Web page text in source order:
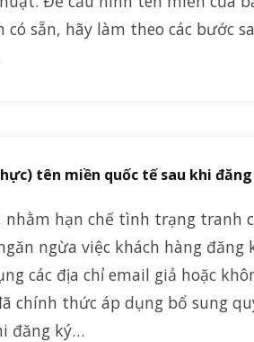
sẵn, hãy làm theo các bước
tên miền quốc tế sau khi
nhằm hạn chế tình trạng tranh
ngừa việc khách hàng đăng
các địa chỉ email giả hoặc
chính thức áp dụng bổ sung
đăng ký…